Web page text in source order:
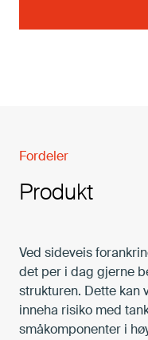
Fordeler
Produkt
Ved sideveis
det per i dag gjerne
strukturen. Dette
inneha risiko med
småkomponenter i